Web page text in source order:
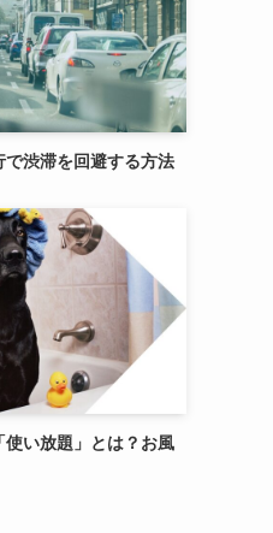
渋滞を回避する方法
い放題」とは？お風